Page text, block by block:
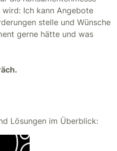
Ich kann Angebote
stelle und Wünsche
gerne hätte und was
Lösungen im Überblick: